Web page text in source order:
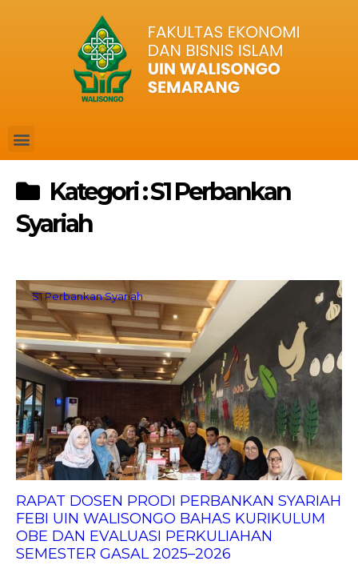
Kategori : S1 Perbankan
Syariah
S1 Perbankan Syariah
RAPAT DOSEN PRODI PERBANKAN SYARIAH
FEBI UIN WALISONGO BAHAS KURIKULUM
OBE DAN EVALUASI PERKULIAHAN
SEMESTER GASAL 2025–2026